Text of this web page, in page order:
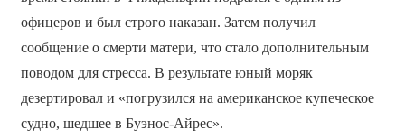
офицеров и был строго наказан. Затем получил
сообщение о смерти матери, что стало дополнительным
поводом для стресса. В результате юный моряк
дезертировал и «погрузился на американское купеческое
судно, шедшее в Буэнос-Айрес».